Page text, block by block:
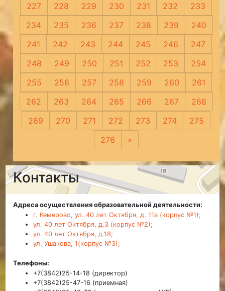
227
228 229 230 231 232
233
234
235 236 237 238 239
240
241
242 243 244 245 246
247
248
249 250 251 252 253
254
255
256 257 258 259 260
261
262
263 264 265 266 267
268
269
270 271 272 273 274
275
276
»
Контакты
Адреса осуществления образовательной деятельности:
г. Кемерово, ул. 40 лет Октября, д. 11а (корпус №1);
ул. 40 лет Октября, д.3 (корпус №2);
ул. 40 лет Октября, д.18;
ул. Ушакова, 1(корпус №3);
Телефоны:
+7(3842)25-14-18 (директор)
+7(3842)25-47-16 (приемная)